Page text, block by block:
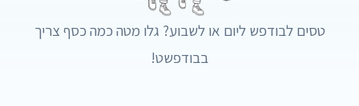
טסים לבודפש ליום או לשבוע? גלו מטה כמה כסף צריך
בבודפשט!